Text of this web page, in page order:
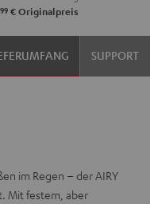
99 € Originalpreis
SUPPORT
im Regen – der AIRY
Mit festem, aber